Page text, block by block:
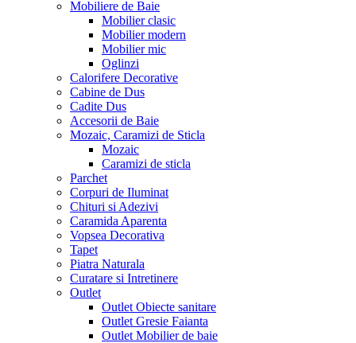
Mobiliere de Baie
Mobilier clasic
Mobilier modern
Mobilier mic
Oglinzi
Calorifere Decorative
Cabine de Dus
Cadite Dus
Accesorii de Baie
Mozaic, Caramizi de Sticla
Mozaic
Caramizi de sticla
Parchet
Corpuri de Iluminat
Chituri si Adezivi
Caramida Aparenta
Vopsea Decorativa
Tapet
Piatra Naturala
Curatare si Intretinere
Outlet
Outlet Obiecte sanitare
Outlet Gresie Faianta
Outlet Mobilier de baie